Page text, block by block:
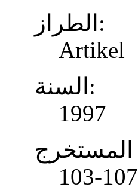
الطراز:
Artikel
السنة:
1997
103-107